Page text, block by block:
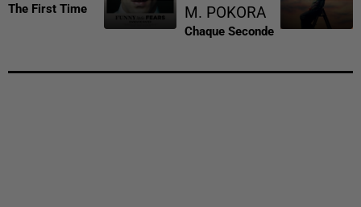
The First Time
M. POKORA
Chaque Seconde